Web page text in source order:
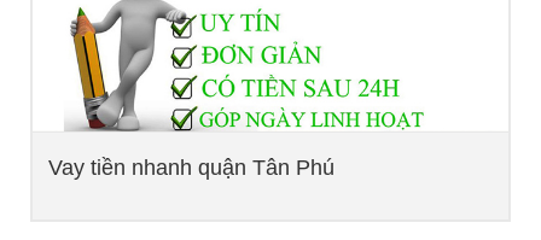
Vay tiền nhanh quận Tân Phú